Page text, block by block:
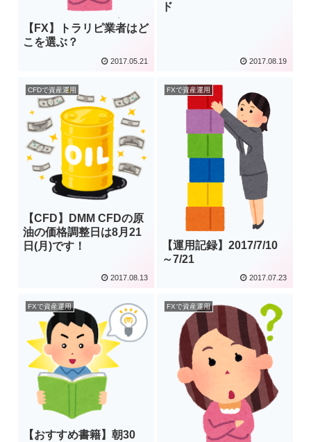
【FX】トラリピ業者はど
こを選ぶ？
2017.05.21
ド
2017.08.19
CFDで資産運用
【CFD】DMM CFDの原
油の価格調整日は8月21
日(月)です！
2017.08.13
FXで資産運用
【運用記録】2017/7/10
～7/21
2017.07.23
FXで資産運用
【おすすめ書籍】朝30
FXで資産運用